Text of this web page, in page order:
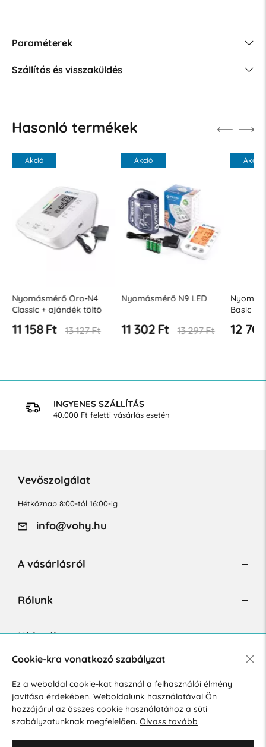
Paraméterek
Szállítás és visszaküldés
Hasonló termékek
Akció
Nyomásmérő Oro-N4
Classic + ajándék töltő
11 158 Ft 13 127 Ft
Akció
Nyomásmérő N9 LED
11 302 Ft 13 297 Ft
Akció
Basic +
12
INGYENES SZÁLLÍTÁS
40.000 Ft feletti vásárlás esetén
Vevőszolgálat
Hétköznap 8:00-tól 16:00-ig
info@vohy.hu
A vásárlásról
Rólunk
Hírlevél
Hozzájárulok a személyes adatok marketing célú kezeléséhez.
Személyes adatok védelmére vonatkozó szabályzat.
Cookie-kra vonatkozó szabályzat
Ez a weboldal cookie-kat használ a felhasználói élmény
javítása érdekében. Weboldalunk használatával Ön
hozzájárul az összes cookie használatához a süti
szabályzatunknak megfelelően. Olvass tovább